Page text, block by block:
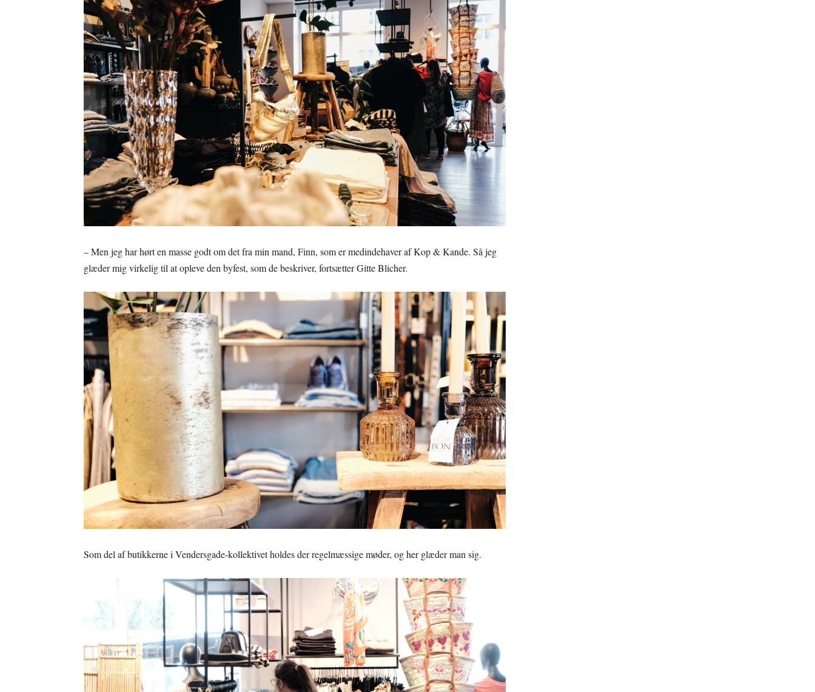
– Men jeg har hørt en masse godt om det fra min mand, Finn, som er medindehaver af Kop & Kande. Så jeg
glæder mig virkelig til at opleve den byfest, som de beskriver, fortsætter Gitte Blicher.
Som del af butikkerne i Vendersgade-kollektivet holdes der regelmæssige møder, og her glæder man sig.